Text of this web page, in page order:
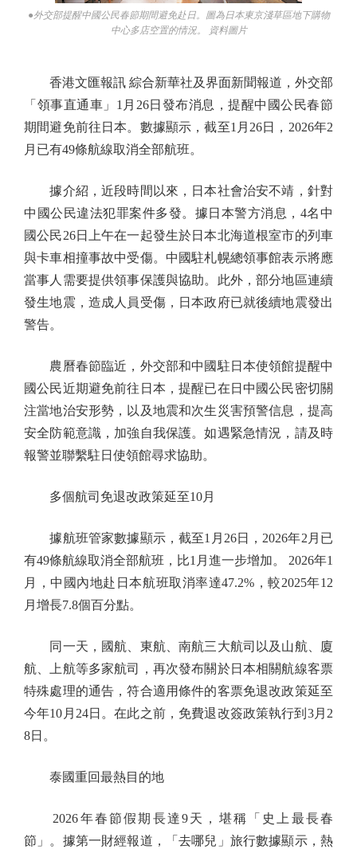
●外交部提醒中國公民春節期間避免赴日。圖為日本東京淺草區地下購物
中心多店空置的情況。 資料圖片
香港文匯報訊 綜合新華社及界面新聞報道，外交部
「領事直通車」1月26日發布消息，提醒中國公民春節
期間避免前往日本。數據顯示，截至1月26日，2026年2
月已有49條航線取消全部航班。
據介紹，近段時間以來，日本社會治安不靖，針對
中國公民違法犯罪案件多發。據日本警方消息，4名中
國公民26日上午在一起發生於日本北海道根室市的列車
與卡車相撞事故中受傷。中國駐札幌總領事館表示將應
當事人需要提供領事保護與協助。此外，部分地區連續
發生地震，造成人員受傷，日本政府已就後續地震發出
警告。
農曆春節臨近，外交部和中國駐日本使領館提醒中
國公民近期避免前往日本，提醒已在日中國公民密切關
注當地治安形勢，以及地震和次生災害預警信息，提高
安全防範意識，加強自我保護。如遇緊急情況，請及時
報警並聯繫駐日使領館尋求協助。
多個航司免退改政策延至10月
據航班管家數據顯示，截至1月26日，2026年2月已
有49條航線取消全部航班，比1月進一步增加。 2026年1
月，中國內地赴日本航班取消率達47.2%，較2025年12
月增長7.8個百分點。
同一天，國航、東航、南航三大航司以及山航、廈
航、上航等多家航司，再次發布關於日本相關航線客票
特殊處理的通告，符合適用條件的客票免退改政策延至
今年10月24日。在此之前，免費退改簽政策執行到3月2
8日。
泰國重回最熱目的地
2026年春節假期長達9天，堪稱「史上最長春
節」。據第一財經報道，「去哪兒」旅行數據顯示，熱